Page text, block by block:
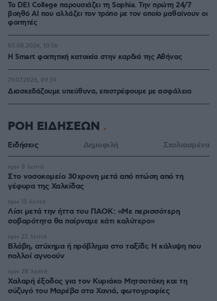
Το DEI College παρουσιάζει τη Sophia. Την πρώτη 24/7
βοηθό AI που αλλάζει τον τρόπο με τον οποίο μαθαίνουν οι
φοιτητές
Η Smart φοιτητική κατοικία στην καρδιά της Αθήνας
03.08.2026, 10:56
Διασκεδάζουμε υπεύθυνα, επιστρέφουμε με ασφάλεια
29.07.2026, 09:39
ΡΟΗ ΕΙΔΗΣΕΩΝ
Ειδήσεις Δημοφιλή Σχολιασμένα
Στο νοσοκομείο 30χρονη μετά από πτώση από τη
γέφυρα της Χαλκίδας
πριν 8 λεπτά
Λίσι μετά την ήττα του ΠΑΟΚ: «Με περισσότερη
σοβαρότητα θα παίρναμε κάτι καλύτερο»
πριν 15 λεπτά
Βλάβη, ατύχημα ή πρόβλημα στο ταξίδι; Η κάλυψη που
πολλοί αγνοούν
πριν 22 λεπτά
Χαλαρή έξοδος για τον Κυριάκο Μητσοτάκη και τη
σύζυγό του Μαρέβα στα Χανιά, φωτογραφίες
πριν 28 λεπτά